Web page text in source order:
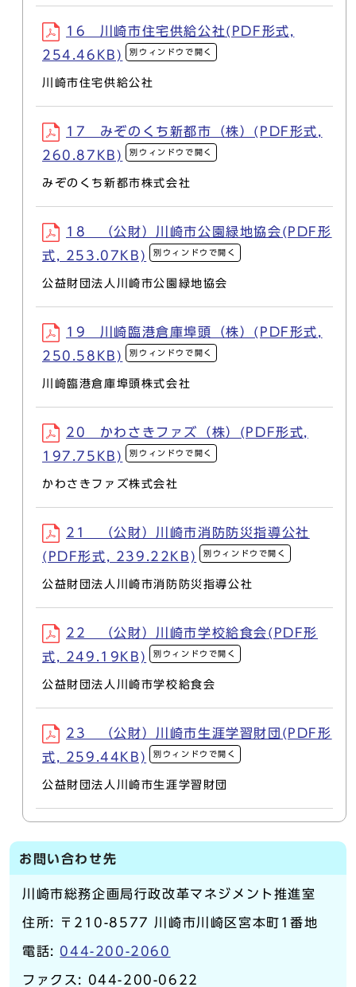
16 川崎市住宅供給公社(PDF形式,
254.46KB)
別ウィンドウで開く
川崎市住宅供給公社
17 みぞのくち新都市（株）(PDF形式,
260.87KB)
別ウィンドウで開く
みぞのくち新都市株式会社
18 （公財）川崎市公園緑地協会(PDF形
式, 253.07KB)
別ウィンドウで開く
公益財団法人川崎市公園緑地協会
19 川崎臨港倉庫埠頭（株）(PDF形式,
250.58KB)
別ウィンドウで開く
川崎臨港倉庫埠頭株式会社
20 かわさきファズ（株）(PDF形式,
197.75KB)
別ウィンドウで開く
かわさきファズ株式会社
21 （公財）川崎市消防防災指導公社
(PDF形式, 239.22KB)
別ウィンドウで開く
公益財団法人川崎市消防防災指導公社
22 （公財）川崎市学校給食会(PDF形
式, 249.19KB)
別ウィンドウで開く
公益財団法人川崎市学校給食会
23 （公財）川崎市生涯学習財団(PDF形
式, 259.44KB)
別ウィンドウで開く
公益財団法人川崎市生涯学習財団
お問い合わせ先
川崎市総務企画局行政改革マネジメント推進室
住所: 〒210-8577 川崎市川崎区宮本町1番地
電話: 044-200-2060
ファクス: 044-200-0622